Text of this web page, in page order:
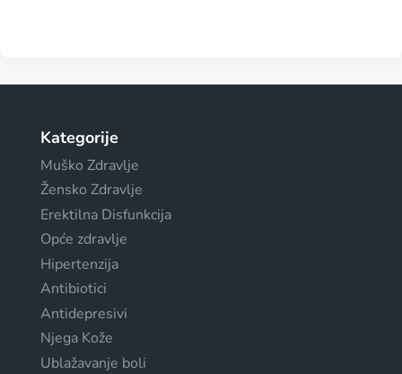
Kategorije
Muško Zdravlje
Žensko Zdravlje
Erektilna Disfunkcija
Opće zdravlje
Hipertenzija
Antibiotici
Antidepresivi
Njega Kože
Ublažavanje boli